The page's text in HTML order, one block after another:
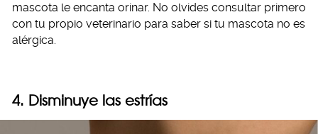
mascota le encanta orinar. No olvides consultar primero
con tu propio veterinario para saber si tu mascota no es
alérgica.
4. Disminuye las estrías